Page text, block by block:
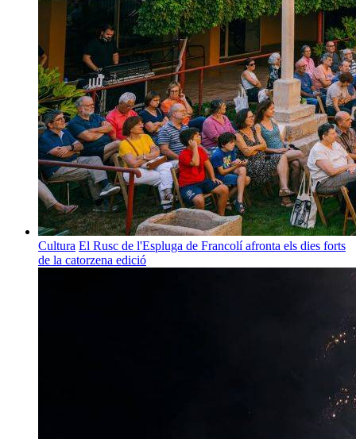
Cultura El Rusc de l'Espluga de Francolí afronta els dies forts
de la catorzena edició